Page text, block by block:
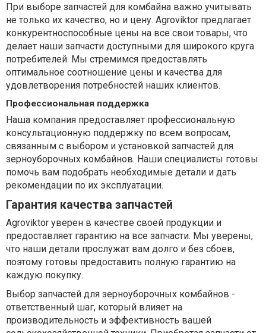
При выборе запчастей для комбайна важно учитывать
не только их качество, но и цену. Agroviktor предлагает
конкурентноспособные цены на все свои товары, что
делает наши запчасти доступными для широкого круга
потребителей. Мы стремимся предоставлять
оптимальное соотношение цены и качества для
удовлетворения потребностей наших клиентов.
Профессиональная поддержка
Наша компания предоставляет профессиональную
консультационную поддержку по всем вопросам,
связанным с выбором и установкой запчастей для
зерноуборочных комбайнов. Наши специалисты готовы
помочь вам подобрать необходимые детали и дать
рекомендации по их эксплуатации.
Гарантия качества запчастей
Agroviktor уверен в качестве своей продукции и
предоставляет гарантию на все запчасти. Мы уверены,
что наши детали прослужат вам долго и без сбоев,
поэтому готовы предоставить полную гарантию на
каждую покупку.
Выбор запчастей для зерноуборочных комбайнов -
ответственный шаг, который влияет на
производительность и эффективность вашей